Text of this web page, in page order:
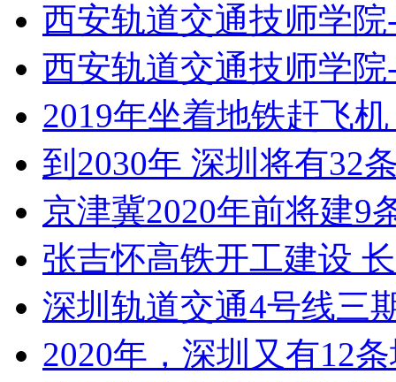
西安轨道交通技师学
西安轨道交通技师学
2019年坐着地铁赶飞
到2030年 深圳将有32
京津冀2020年前将建9
张吉怀高铁开工建设
深圳轨道交通4号线三
2020年，深圳又有12